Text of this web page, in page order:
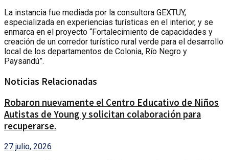
La instancia fue mediada por la consultora GEXTUY,
especializada en experiencias turísticas en el interior, y se
enmarca en el proyecto “Fortalecimiento de capacidades y
creación de un corredor turístico rural verde para el desarrollo
local de los departamentos de Colonia, Río Negro y
Paysandú”.
Noticias Relacionadas
Robaron nuevamente el Centro Educativo de Niños
Autistas de Young y solicitan colaboración para
recuperarse.
27 julio, 2026